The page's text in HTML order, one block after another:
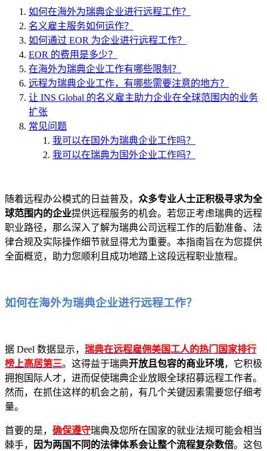
如何在海外为瑞典企业进行远程工作？
名义雇主服务如何运作？
如何通过 EOR 为企业进行远程工作？
EOR 的费用是多少？
在海外为瑞典企业工作有哪些限制？
远程为瑞典企业工作，有哪些需要注意的地方？
让 INS Global 的名义雇主助力企业在全球范围内的业务
扩张
常见问题
我可以在国外为瑞典企业工作吗？
我可以在瑞典为国外企业工作吗？
随着远程办公模式的日益普及， 众多专业人士正积极寻求为全
球范围内的企业提供远程服务的机会。若您正考虑瑞典的远程
职业路径，那么深入了解为瑞典公司远程工作的后勤准备、法
律合规及实际操作细节就显得尤为重要。本指南旨在为您提供
全面概览，助力您顺利且成功地踏上这段远程职业旅程。
如何在海外为瑞典企业进行远程工作？
据 Deel 数据显示， 瑞典在远程雇佣美国工人的热门国家排行
榜上高居第三。这得益于瑞典开放且包容的商业环境，它积极
拥抱国际人才，进而促使瑞典企业放眼全球招募远程工作者。
然而，在抓住这样的机会之前，有几个关键因素需要您仔细考
量。
首要的是， 确保遵守瑞典及您所在国家的就业法规可能会相当
棘手，
因为两国不同的法律体系会让整个流程复杂数倍。这包